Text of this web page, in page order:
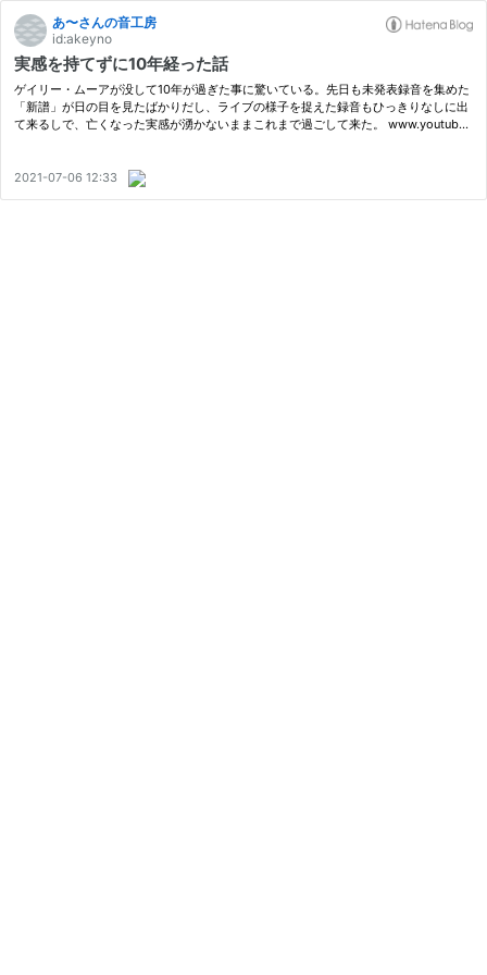
あ〜さんの音工房
id:akeyno
実感を持てずに10年経った話
ゲイリー・ムーアが没して10年が過ぎた事に驚いている。先日も未発表録音を集めた
「新譜」が日の目を見たばかりだし、ライブの様子を捉えた録音もひっきりなしに出
て来るしで、亡くなった実感が湧かないままこれまで過ごして来た。 www.youtube.
2021-07-06 12:33